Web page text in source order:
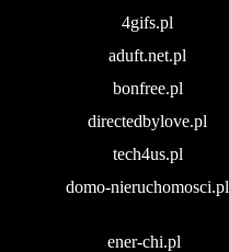
4gifs.pl
aduft.net.pl
bonfree.pl
directedbylove.pl
tech4us.pl
domo-nieruchomosci.pl
ener-chi.pl